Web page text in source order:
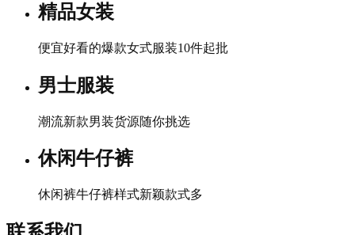
精品女装
便宜好看的爆款女式服装10件起批
男士服装
潮流新款男装货源随你挑选
休闲牛仔裤
休闲裤牛仔裤样式新颖款式多